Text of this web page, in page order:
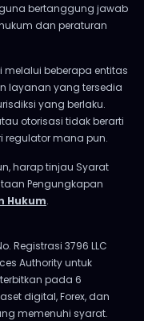
bertanggung jawab
dan peraturan
melalui beberapa entitas
layanan yang tersedia
yang berlaku.
otorisasi tidak berarti
regulator mana pun.
harap tinjau Syarat
Pengungkapan
Hukum.
Registrasi 3796 LLC
Authority untuk
pada 6
digital, Forex, dan
memenuhi syarat.